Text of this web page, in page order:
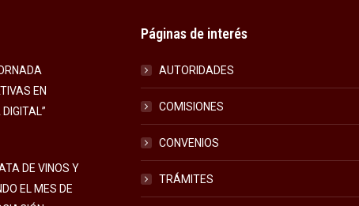
EN
DE VINOS Y
EL MES DE
Páginas de interés
AUTORIDADES
COMISIONES
CONVENIOS
TRÁMITES